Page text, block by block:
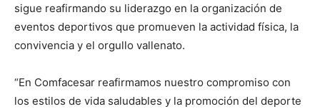
sigue reafirmando su liderazgo en la organización de
eventos deportivos que promueven la actividad física, la
convivencia y el orgullo vallenato.
“En Comfacesar reafirmamos nuestro compromiso con
los estilos de vida saludables y la promoción del deporte